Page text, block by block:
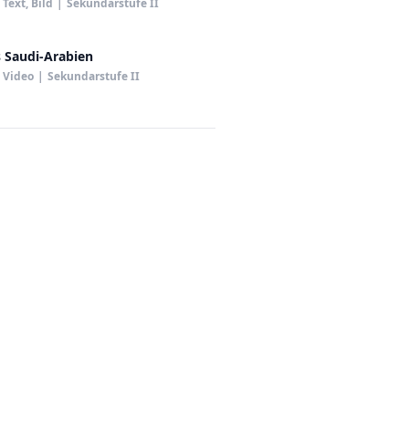
Text, Bild | Sekundarstufe II
Saudi-Arabien
Video | Sekundarstufe II